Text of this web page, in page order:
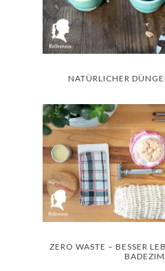
NATÜRLICHER
ZERO WASTE – BESSER